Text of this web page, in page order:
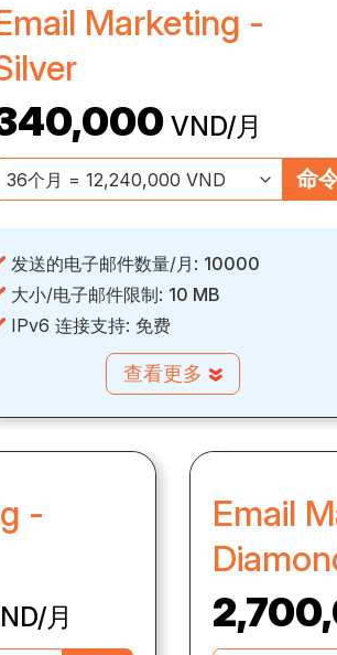
Marketing -
VND/月
命
发送的电子邮件数量/月: 10000
大小/电子邮件限制: 10 MB
IPv6 连接支持: 免费
查看更多
-
月
Email